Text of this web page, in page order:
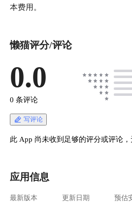
本费用。
懒猫评分/评论
0.0
0 条评论
写评论
此 App 尚未收到足够的评分或评论，
应用信息
最新版本 更新日期 预估